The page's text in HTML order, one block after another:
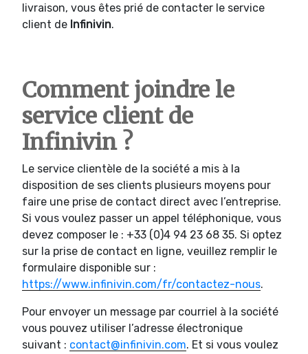
livraison, vous êtes prié de contacter le service
client de Infinivin.
Comment joindre le
service client de
Infinivin ?
Le service clientèle de la société a mis à la
disposition de ses clients plusieurs moyens pour
faire une prise de contact direct avec l’entreprise.
Si vous voulez passer un appel téléphonique, vous
devez composer le : +33 (0)4 94 23 68 35. Si optez
sur la prise de contact en ligne, veuillez remplir le
formulaire disponible sur :
https://www.infinivin.com/fr/contactez-nous.
Pour envoyer un message par courriel à la société
vous pouvez utiliser l’adresse électronique
suivant : contact@infinivin.com. Et si vous voulez